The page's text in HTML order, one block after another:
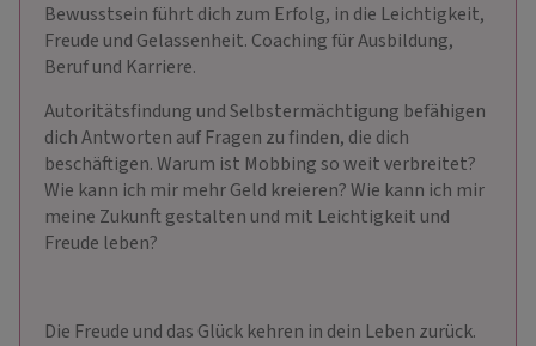
Bewusstsein führt dich zum Erfolg, in die Leichtigkeit,
Freude und Gelassenheit. Coaching für Ausbildung,
Beruf und Karriere.
Autoritätsfindung und Selbstermächtigung befähigen
dich Antworten auf Fragen zu finden, die dich
beschäftigen. Warum ist Mobbing so weit verbreitet?
Wie kann ich mir mehr Geld kreieren? Wie kann ich mir
meine Zukunft gestalten und mit Leichtigkeit und
Freude leben?
Die Freude und das Glück kehren in dein Leben zurück.